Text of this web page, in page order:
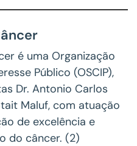
é uma Organização
Público (OSCIP),
Dr. Antonio Carlos
Maluf, com atuação
de excelência e
do câncer. (2)